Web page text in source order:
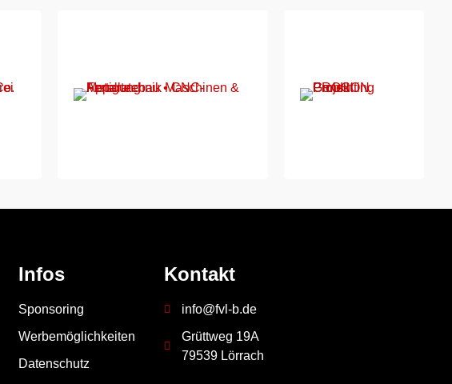
Infos
Sponsoring
Werbemöglichkeiten
Datenschutz
Kontakt
info@fvl-b.de
Grüttweg 19A
79539 Lörrach